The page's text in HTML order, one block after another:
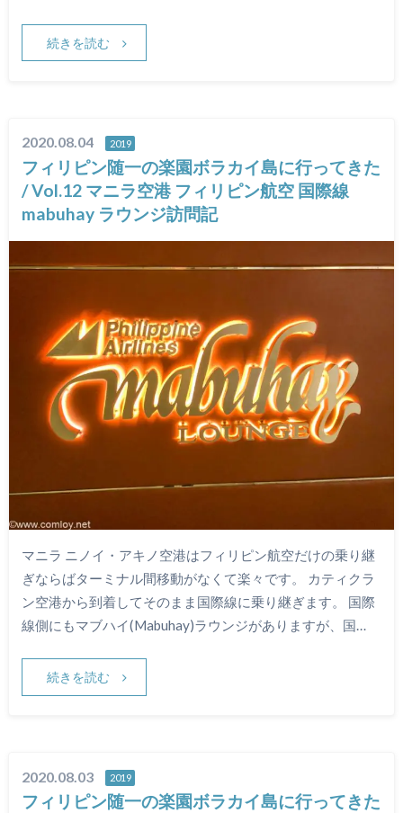
続きを読む
2020.08.04 2019
フィリピン随一の楽園ボラカイ島に行ってきた
/ Vol.12 マニラ空港 フィリピン航空 国際線
mabuhay ラウンジ訪問記
マニラ ニノイ・アキノ空港はフィリピン航空だけの乗り継
ぎならばターミナル間移動がなくて楽々です。 カティクラ
ン空港から到着してそのまま国際線に乗り継ぎます。 国際
線側にもマブハイ(Mabuhay)ラウンジがありますが、国…
続きを読む
2020.08.03 2019
フィリピン随一の楽園ボラカイ島に行ってきた